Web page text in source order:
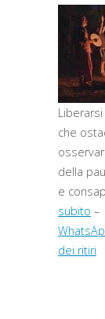
che
della
e
subito –
dei ritiri